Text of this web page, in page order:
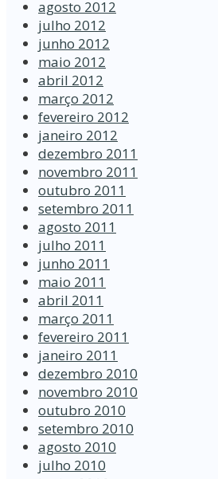
agosto 2012
julho 2012
junho 2012
maio 2012
abril 2012
março 2012
fevereiro 2012
janeiro 2012
dezembro 2011
novembro 2011
outubro 2011
setembro 2011
agosto 2011
julho 2011
junho 2011
maio 2011
abril 2011
março 2011
fevereiro 2011
janeiro 2011
dezembro 2010
novembro 2010
outubro 2010
setembro 2010
agosto 2010
julho 2010